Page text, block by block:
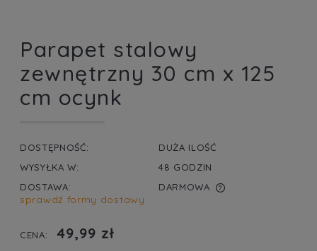
Parapet stalowy
zewnętrzny 30 cm x 125
cm ocynk
DOSTĘPNOŚĆ:
DUŻA ILOŚĆ
WYSYŁKA W:
48 GODZIN
DOSTAWA:
DARMOWA
CENA NIE ZAWIERA EWENTUALNYCH KOSZTÓW
sprawdź formy dostawy
CENA: 49,99 zł